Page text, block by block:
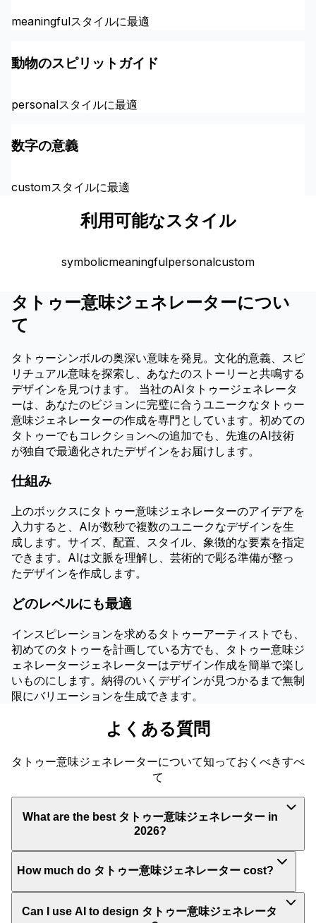
meaningfulスタイルに最適
動物のスピリットガイド
personalスタイルに最適
数字の意義
customスタイルに最適
利用可能なスタイル
symbolicmeaningfulpersonalcustom
タトゥー意味ジェネレーターについ
て
タトゥーシンボルの奥深い意味を発見。文化的意義、スピ
リチュアル意味を探索し、あなたのストーリーと共鳴する
デザインを見つけます。 当社のAIタトゥージェネレータ
ーは、あなたのビジョンに完璧に合うユニークなタトゥー
意味ジェネレーターの作成を専門としています。初めての
タトゥーでもコレクションへの追加でも、先進のAI技術
が独自で最適化されたデザインをお届けします。
仕組み
上のボックスにタトゥー意味ジェネレーターのアイデアを
入力すると、AIが数秒で複数のユニークなデザインを生
成します。サイズ、配置、スタイル、象徴的な要素を指定
できます。AIは文脈を理解し、芸術的で彫る準備が整っ
たデザインを作成します。
どのレベルにも最適
インスピレーションを求めるタトゥーアーティストでも、
初めてのタトゥーを計画している方でも、タトゥー意味ジ
ェネレータージェネレーターはデザイン作成を簡単で楽し
いものにします。納得のいくデザインが見つかるまで無制
限にバリエーションを生成できます。
よくある質問
タトゥー意味ジェネレーターについて知っておくべきすべ
て
What are the best タトゥー意味ジェネレーター in
2026?
How much do タトゥー意味ジェネレーター cost?
Can I use AI to design タトゥー意味ジェネレータ